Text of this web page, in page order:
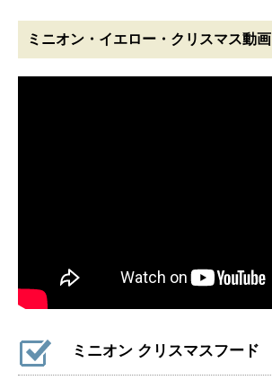
ミニオン・イエロー・クリスマス動画
ミニオン クリスマスフード